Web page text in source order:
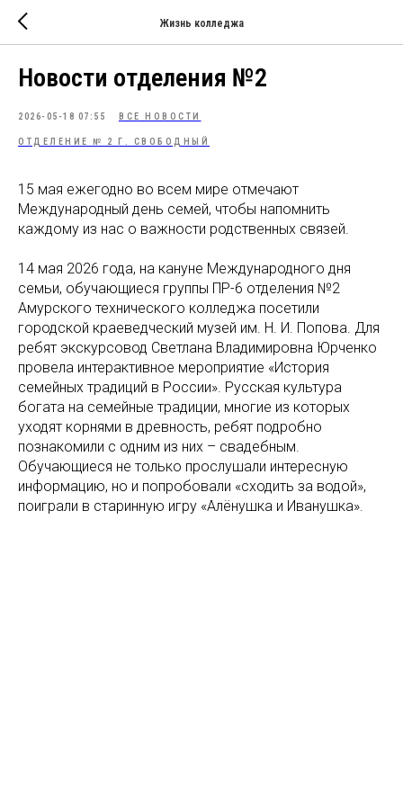
Жизнь колледжа
Новости отделения №2
2026-05-18 07:55 ВСЕ НОВОСТИ
ОТДЕЛЕНИЕ № 2 Г. СВОБОДНЫЙ
15 мая ежегодно во всем мире отмечают
Международный день семей, чтобы напомнить
каждому из нас о важности родственных связей.
14 мая 2026 года, на кануне Международного дня
семьи, обучающиеся группы ПР-6 отделения №2
Амурского технического колледжа посетили
городской краеведческий музей им. Н. И. Попова. Для
ребят экскурсовод Светлана Владимировна Юрченко
провела интерактивное мероприятие «История
семейных традиций в России». Русская культура
богата на семейные традиции, многие из которых
уходят корнями в древность, ребят подробно
познакомили с одним из них – свадебным.
Обучающиеся не только прослушали интересную
информацию, но и попробовали «сходить за водой»,
поиграли в старинную игру «Алёнушка и Иванушка».